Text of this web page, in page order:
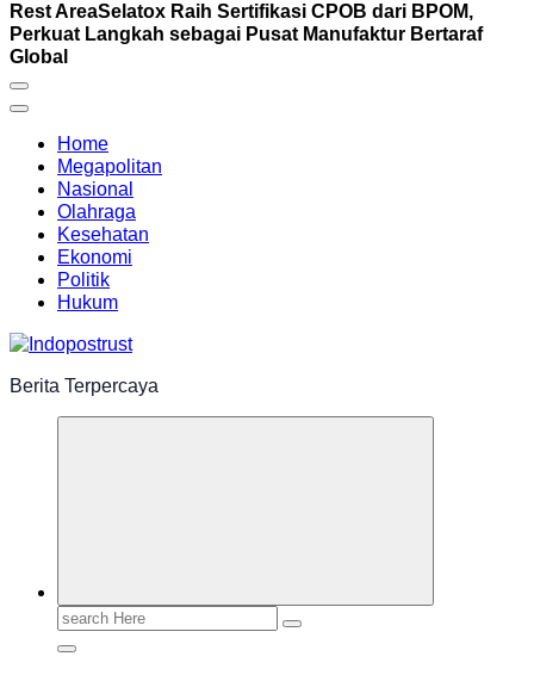
Rest AreaSelatox Raih Sertifikasi CPOB dari BPOM,
Perkuat Langkah sebagai Pusat Manufaktur Bertaraf
Global
Home
Megapolitan
Nasional
Olahraga
Kesehatan
Ekonomi
Politik
Hukum
Berita Terpercaya
Search